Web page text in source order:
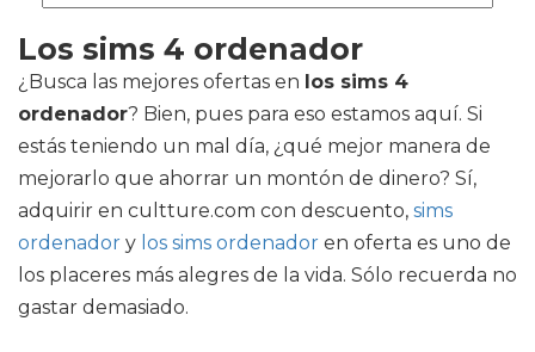
Los sims 4 ordenador
¿Busca las mejores ofertas en los sims 4
ordenador? Bien, pues para eso estamos aquí. Si
estás teniendo un mal día, ¿qué mejor manera de
mejorarlo que ahorrar un montón de dinero? Sí,
adquirir en cultture.com con descuento, sims
ordenador y los sims ordenador en oferta es uno de
los placeres más alegres de la vida. Sólo recuerda no
gastar demasiado.